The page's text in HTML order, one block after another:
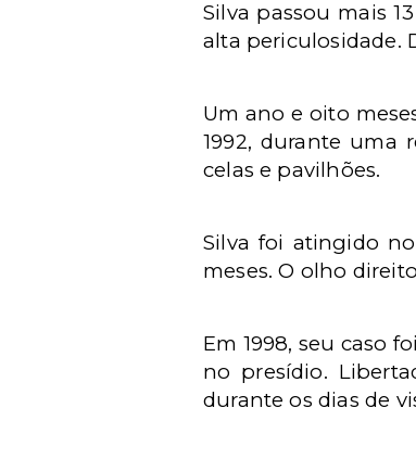
Silva passou mais
alta periculosidade.
Um ano e oito
1992, durante uma
celas e pavilhões.
Silva foi atingido
meses. O olho
Em 1998, seu caso
no presídio.
durante os dias de